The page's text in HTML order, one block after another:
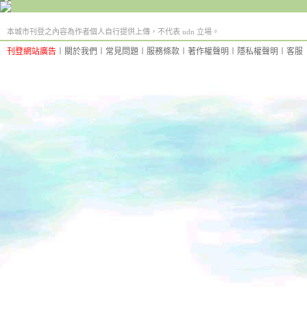
本城市刊登之內容為作者個人自行提供上傳，不代表 udn 立場。
刊登網站廣告 關於我們 常見問題 服務條款 著作權聲明 隱私權聲明 客服